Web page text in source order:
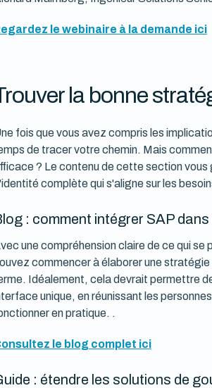
le webinaire à la demande ici
la bonne
fois que vous avez compris les
de tracer votre chemin. Mais
? Le contenu de cette section vous
complète qui s'aligne sur les
: comment intégrer SAP
une compréhension claire de ce qui
commencer à élaborer une
Idéalement, cela devrait permettre
unique, en réunissant les
en pratique. .
le blog complet ici
: étendre les solutions de